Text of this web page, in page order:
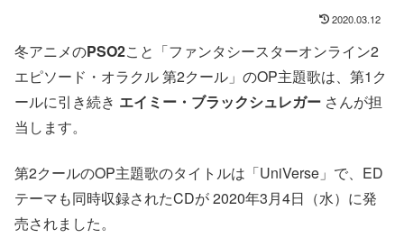
2020.03.12
冬アニメのPSO2こと「ファンタシースターオンライン2
エピソード・オラクル 第2クール」のOP主題歌は、第1ク
ールに引き続き エイミー・ブラックシュレガー さんが担
当します。
第2クールのOP主題歌のタイトルは「UniVerse」で、ED
テーマも同時収録されたCDが 2020年3月4日（水）に発
売されました。